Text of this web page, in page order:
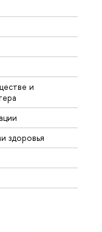
и
здоровья